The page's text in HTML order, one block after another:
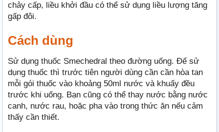
chảy cấp, liều khởi đầu có thể sử dụng liều lượng tăng
gấp đôi.
Cách dùng
Sử dụng thuốc Smechedral theo đường uống. Để sử
dụng thuốc thì trước tiên người dùng cần cần hòa tan
mỗi gói thuốc vào khoảng 50ml nước và khuấy đều
trước khi uống. Bạn cũng có thể thay nước bằng nước
canh, nước rau, hoặc pha vào trong thức ăn nếu cảm
thấy cần thiết.